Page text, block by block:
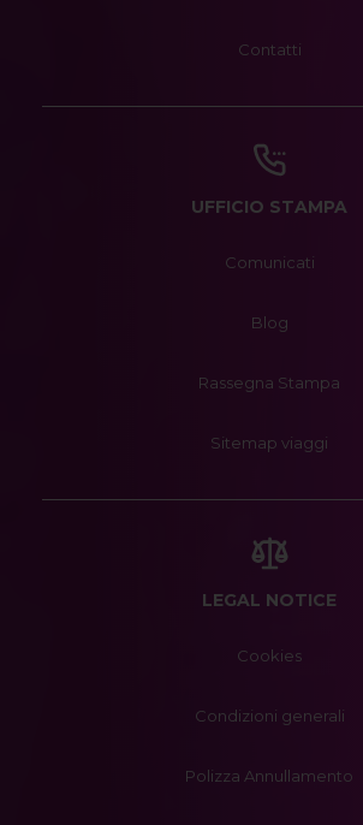
Contatti
UFFICIO STAMPA
Comunicati
Blog
Rassegna Stampa
Sitemap viaggi
LEGAL NOTICE
Cookies
Condizioni generali
Polizza Annullamento